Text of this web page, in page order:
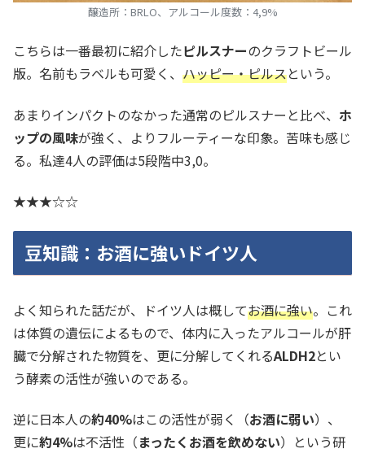
醸造所：BRLO、アルコール度数：4,9%
こちらは一番最初に紹介したピルスナーのクラフトビール
版。名前もラベルも可愛く、 ハッピー・ピルスという。
あまりインパクトのなかった通常のピルスナーと比べ、 ホ
ップの風味が強く、よりフルーティーな印象。苦味も感じ
る。私達4人の評価は5段階中3,0。
★★★☆☆
豆知識：お酒に強いドイツ人
よく知られた話だが、ドイツ人は概してお酒に強い。これ
は体質の遺伝によるもので、体内に入ったアルコールが肝
臓で分解された物質を、更に分解してくれるALDH2とい
う酵素の活性が強いのである。
逆に日本人の約40%はこの活性が弱く（お酒に弱い）、
更に約4%は不活性（まったくお酒を飲めない）という研